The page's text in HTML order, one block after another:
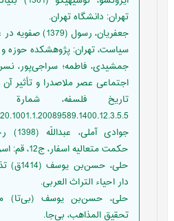
تهران: دانشگاه تهران.
جعفریان، رسول
سیاست، تهران: پژوهشکده حوزه و
اجتماعی عصر ملاصدرا و تأثیر آن
20.1001.1.20089589.1400.12.3.5.5
جوادی
حکمت متعالیه اسفار، ج12، قم: اسراء.
حلی،
دار احیاء التراث العربی.
حلی، حسن‌بن‌ یوسف (بی‌تا)
تحقیق المذاهب، بی‌جا.